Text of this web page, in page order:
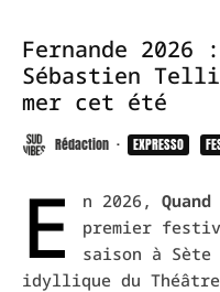
Fernande
Sébastien
mer cet été
Rédaction · EXPRESSO
E n 2026,
premier
saison à
idyllique du